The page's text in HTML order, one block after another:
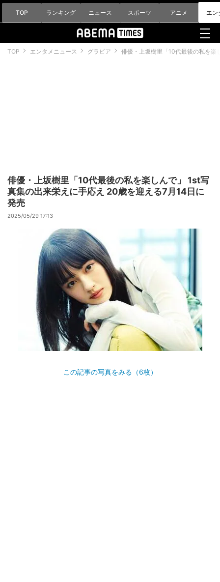
TOP ランキング ニュース スポーツ アニメ エン
TOP エンタメニュース グラビア 俳優・上坂樹里「10代最後の私を
俳優・上坂樹里「10代最後の私を楽しんで」 1st写
真集の出来栄えに手応え 20歳を迎える7月14日に
発売
2025/05/29 17:13
この記事の写真をみる（6枚）